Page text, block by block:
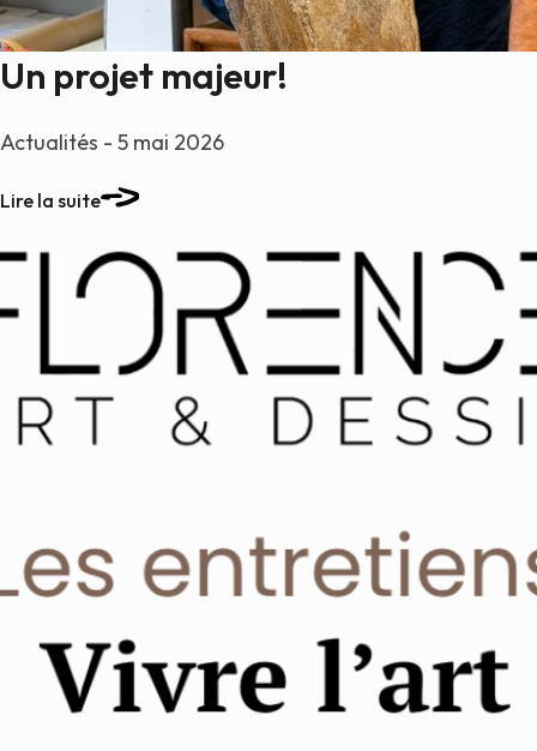
Un projet majeur!
Actualités - 5 mai 2026
Lire la suite